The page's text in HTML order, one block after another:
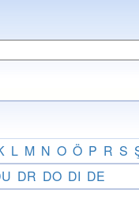
L M N O Ö P R S
DR DO DI DE